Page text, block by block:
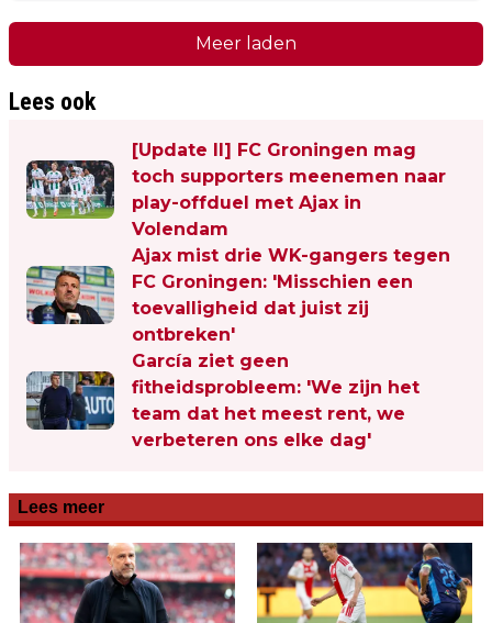
Meer laden
Lees ook
[Update II] FC Groningen mag
toch supporters meenemen naar
play-offduel met Ajax in
Volendam
Ajax mist drie WK-gangers tegen
FC Groningen: 'Misschien een
toevalligheid dat juist zij
ontbreken'
García ziet geen
fitheidsprobleem: 'We zijn het
team dat het meest rent, we
verbeteren ons elke dag'